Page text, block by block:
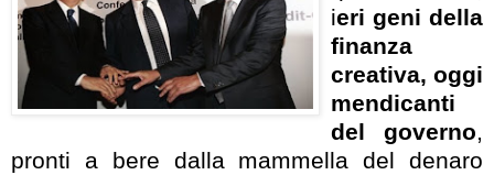
ieri geni della
finanza
creativa, oggi
mendicanti
del governo,
pronti a bere dalla mammella del denaro